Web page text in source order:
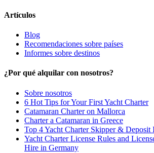
Artículos
Blog
Recomendaciones sobre países
Informes sobre destinos
¿Por qué alquilar con nosotros?
Sobre nosotros
6 Hot Tips for Your First Yacht Charter
Catamaran Charter on Mallorca
Charter a Catamaran in Greece
Top 4 Yacht Charter Skipper & Deposit
Yacht Charter License Rules and
Hire in Germany